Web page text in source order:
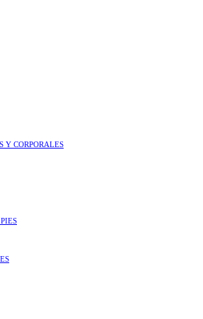
Y CORPORALES